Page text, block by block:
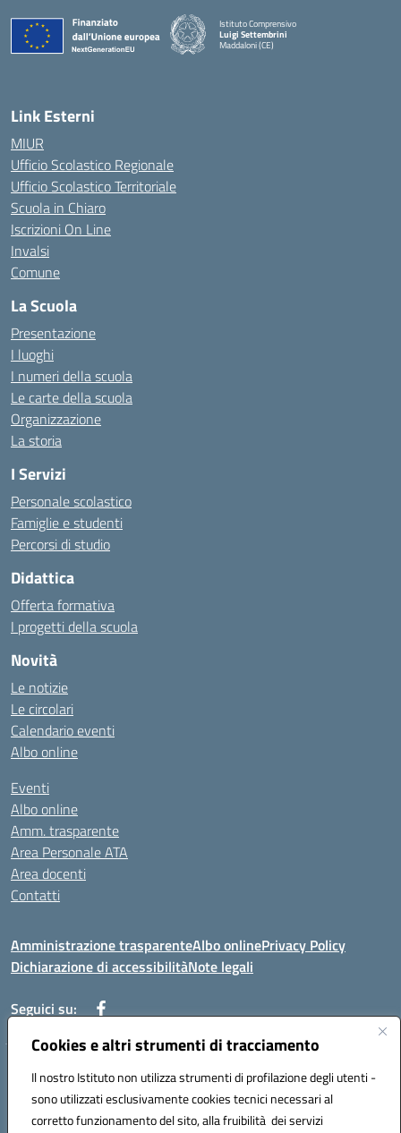
Cookies e altri strumenti di tracciamento
Il nostro Istituto non utilizza strumenti di profilazione degli utenti -
sono utilizzati esclusivamente cookies tecnici necessari al
corretto funzionamento del sito, alla fruibilità dei servizi
Istituto Comprensivo
Luigi Settembrini
Maddaloni (CE)
Link Esterni
MIUR
Ufficio Scolastico Regionale
Ufficio Scolastico Territoriale
Scuola in Chiaro
Iscrizioni On Line
Invalsi
Comune
La Scuola
Presentazione
I luoghi
I numeri della scuola
Le carte della scuola
Organizzazione
La storia
I Servizi
Personale scolastico
Famiglie e studenti
Percorsi di studio
Didattica
Offerta formativa
I progetti della scuola
Novità
Le notizie
Le circolari
Calendario eventi
Albo online
Eventi
Albo online
Amm. trasparente
Area Personale ATA
Area docenti
Contatti
Amministrazione trasparenteAlbo onlinePrivacy Policy
Dichiarazione di accessibilitàNote legali
Seguici su:
Indirizzo: VIA BRECCIAME, 46 - 81024 MADDALONI (CE)
Mail: CEIC8AU001@istruzione.it - Pec: CEIC8AU001@pec.istruzione.it -
Telefono: 0823408721
Meccanografico: CEIC8AU001